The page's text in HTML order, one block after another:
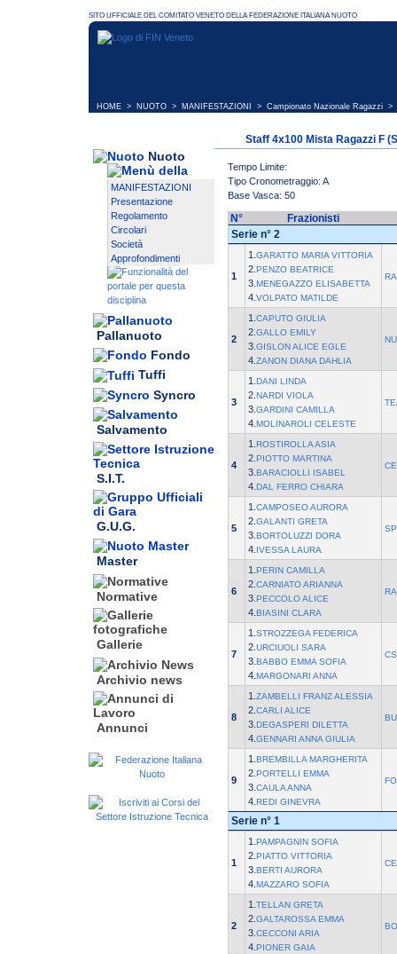
HOME > NUOTO > MANIFESTAZIONI > Campionato Nazionale Ragazzi >
Nuoto
MANIFESTAZIONI
Presentazione
Regolamento
Circolari
Società
Approfondimenti
Pallanuoto
Fondo
Tuffi
Syncro
Salvamento
S.I.T.
G.U.G.
Master
Normative
Gallerie
Archivio news
Annunci
Staff 4x100 Mista Ragazzi F
Tempo Limite:
Tipo Cronometraggio: A
Base Vasca: 50
N°
Frazionisti
Serie n° 2
1
1. GARATTO MARIA VITTORIA
2. PENZO BEATRICE
3. MENEGAZZO ELISABETTA
4. VOLPATO MATILDE
2
1. CAPUTO GIULIA
2. GALLO EMILY
3. GISLON ALICE EGLE
4. ZANON DIANA DAHLIA
3
1. DANI LINDA
2. NARDI VIOLA
3. GARDINI CAMILLA
4. MOLINAROLI CELESTE
4
1. ROSTIROLLA ASIA
2. PIOTTO MARTINA
3. BARACIOLLI ISABEL
4. DAL FERRO CHIARA
5
1. CAMPOSEO AURORA
2. GALANTI GRETA
3. BORTOLUZZI DORA
4. IVESSA LAURA
6
1. PERIN CAMILLA
2. CARNIATO ARIANNA
3. PECCOLO ALICE
4. BIASINI CLARA
7
1. STROZZEGA FEDERICA
2. URCIUOLI SARA
3. BABBO EMMA SOFIA
4. MARGONARI ANNA
8
1. ZAMBELLI FRANZ ALESSIA
2. CARLI ALICE
3. DEGASPERI DILETTA
4. GENNARI ANNA GIULIA
9
1. BREMBILLA MARGHERITA
2. PORTELLI EMMA
3. CAULA ANNA
4. REDI GINEVRA
Serie n° 1
1
1. PAMPAGNIN SOFIA
2. PIATTO VITTORIA
3. BERTI AURORA
4. MAZZARO SOFIA
2
1. TELLAN GRETA
2. GALTAROSSA EMMA
3. CECCONI ARIA
4. PIONER GAIA